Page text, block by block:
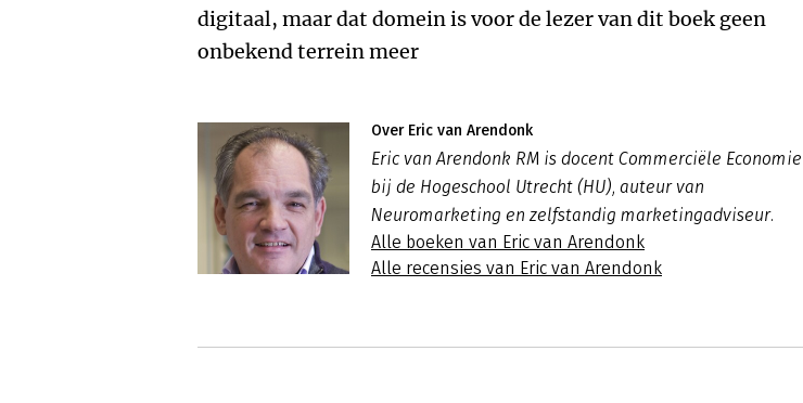
digitaal, maar dat domein is voor de lezer van dit boek geen
onbekend terrein meer
Over Eric van Arendonk
Eric van Arendonk RM is docent Commerciële Economie
bij de Hogeschool Utrecht (HU), auteur van
Neuromarketing en zelfstandig marketingadviseur.
Alle boeken van Eric van Arendonk
Alle recensies van Eric van Arendonk